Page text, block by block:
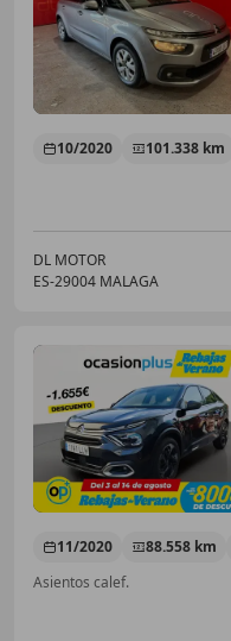
10/2020 101.338 km
DL MOTOR
ES-29004 MALAGA
11/2020 88.558 km
Asientos calef.